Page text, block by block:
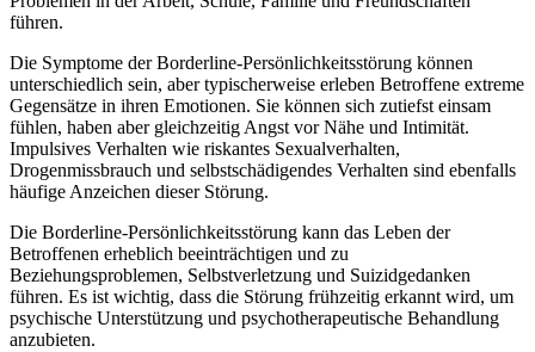
führen.
Die Symptome der Borderline-Persönlichkeitsstörung können
unterschiedlich sein, aber typischerweise erleben Betroffene extreme
Gegensätze in ihren Emotionen. Sie können sich zutiefst einsam
fühlen, haben aber gleichzeitig Angst vor Nähe und Intimität.
Impulsives Verhalten wie riskantes Sexualverhalten,
Drogenmissbrauch und selbstschädigendes Verhalten sind ebenfalls
häufige Anzeichen dieser Störung.
Die Borderline-Persönlichkeitsstörung kann das Leben der
Betroffenen erheblich beeinträchtigen und zu
Beziehungsproblemen, Selbstverletzung und Suizidgedanken
führen. Es ist wichtig, dass die Störung frühzeitig erkannt wird, um
psychische Unterstützung und psychotherapeutische Behandlung
anzubieten.